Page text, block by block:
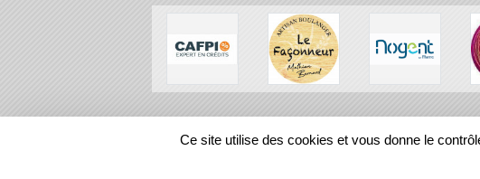
REGIONS
Ce site utilise des cookies et vous donne le